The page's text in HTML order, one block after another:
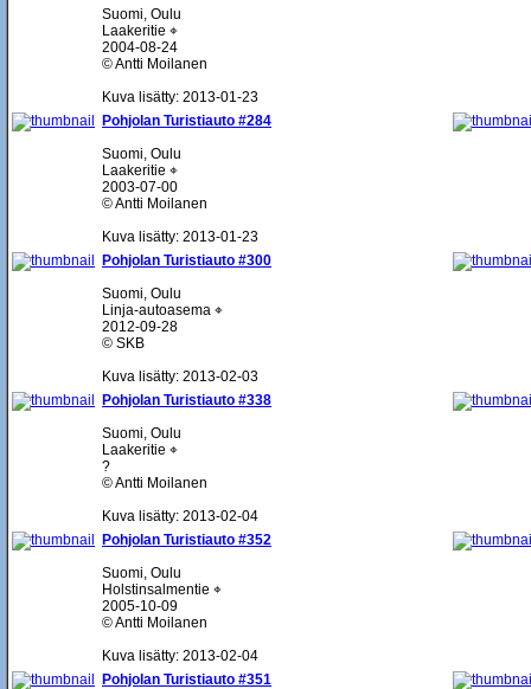
Suomi, Oulu
Laakeritie ⌖
2004-08-24
© Antti Moilanen
Kuva lisätty: 2013-01-23
Pohjolan Turistiauto #284
Suomi, Oulu
Laakeritie ⌖
2003-07-00
© Antti Moilanen
Kuva lisätty: 2013-01-23
Pohjolan Turistiauto #300
Suomi, Oulu
Linja-autoasema ⌖
2012-09-28
© SKB
Kuva lisätty: 2013-02-03
Pohjolan Turistiauto #338
Suomi, Oulu
Laakeritie ⌖
?
© Antti Moilanen
Kuva lisätty: 2013-02-04
Pohjolan Turistiauto #352
Suomi, Oulu
Holstinsalmentie ⌖
2005-10-09
© Antti Moilanen
Kuva lisätty: 2013-02-04
Pohjolan Turistiauto #351